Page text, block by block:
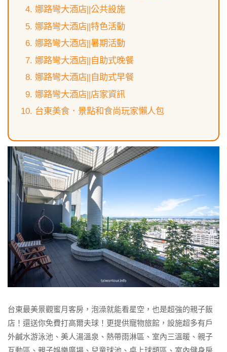
娜路彎大酒店||公共設施
娜路彎大酒店||特色活動
娜路彎大酒店||暑期活動
娜路彎大酒店||自助式晚餐
娜路彎大酒店||自助式早餐
娜路彎大酒店||店家資訊
台東美食．景點和食尚玩家懶人包
台東最美景觀蜜月客房，泡澡就能看星空，也是超強的親子飯
店！還送你免費打高爾夫球！更提供寵物旅館，設施超多有戶
外鹹水游泳池、美人湯溫泉、熱帶雨淋區、室內三溫暖、親子